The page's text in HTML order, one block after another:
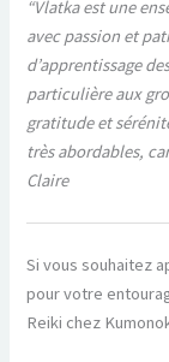
“Vlatka est une
avec passion et
d’apprentissage
particulière aux
gratitude et
très abordables,
Claire
Si vous souhaitez
pour votre
Reiki chez